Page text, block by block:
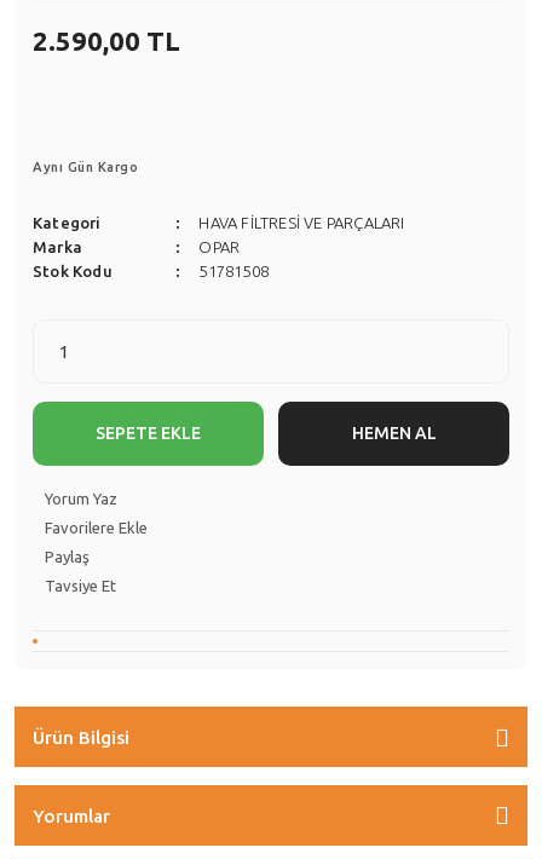
2.590,00 TL
Aynı Gün Kargo
Kategori
HAVA FİLTRESİ VE PARÇALARI
Marka
OPAR
Stok Kodu
51781508
SEPETE EKLE HEMEN AL
Yorum Yaz
Paylaş
Tavsiye Et
Ürün Bilgisi
Yorumlar